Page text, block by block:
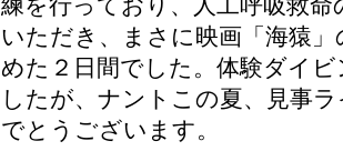
練を行っており、人工呼吸救
いただき、まさに映画「海猿
めた２日間でした。体験ダイ
したが、ナントこの夏、見事
でとうございます。